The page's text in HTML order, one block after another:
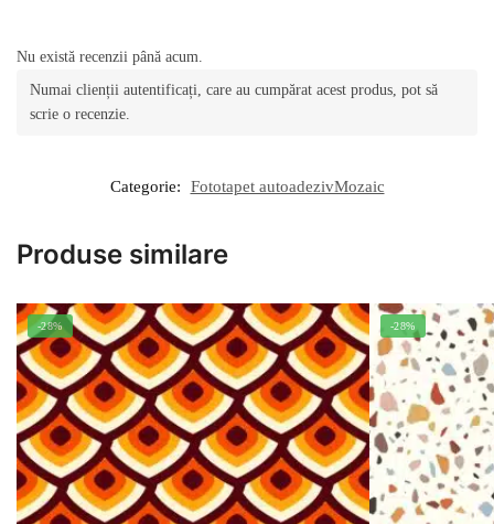
Nu există recenzii până acum.
Numai clienții autentificați, care au cumpărat acest produs, pot să
scrie o recenzie.
Categorie: Fototapet autoadezivMozaic
Produse similare
-28% -28%